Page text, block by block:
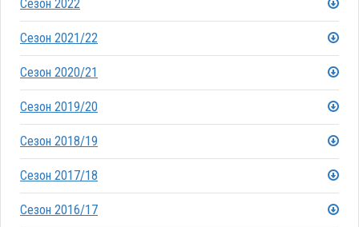
Сезон 2022
Сезон 2021/22
Сезон 2020/21
Сезон 2019/20
Сезон 2018/19
Сезон 2017/18
Сезон 2016/17